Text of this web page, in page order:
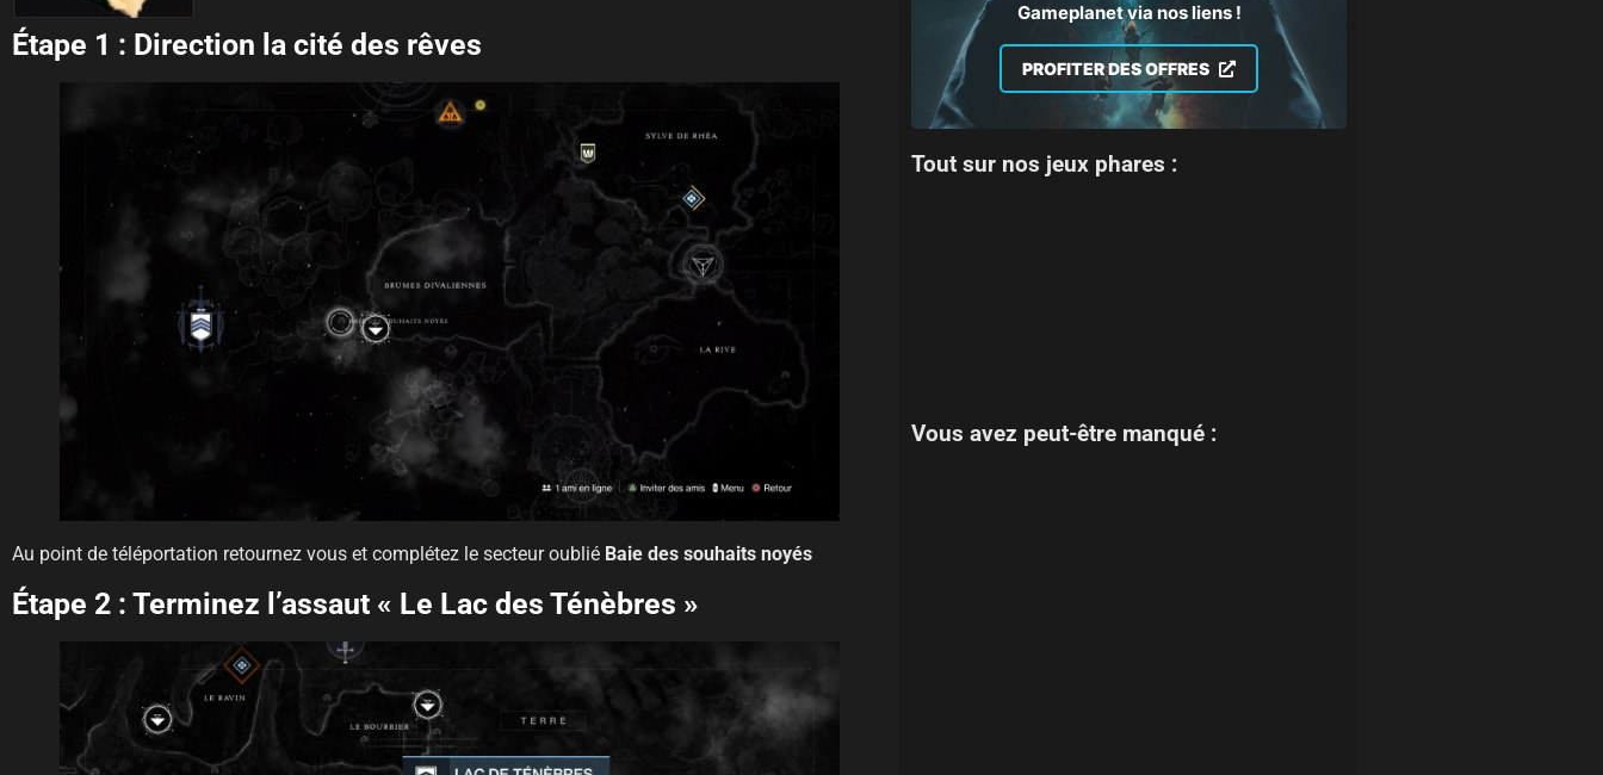
Étape 1 : Direction la cité des rêves
Au point de téléportation retournez vous et complétez le secteur oublié Baie des souhaits noyés
Étape 2 : Terminez l’assaut « Le Lac des Ténèbres »
Gameplanet via nos liens !
PROFITER DES OFFRES
Tout sur nos jeux phares :
Vous avez peut-être manqué :